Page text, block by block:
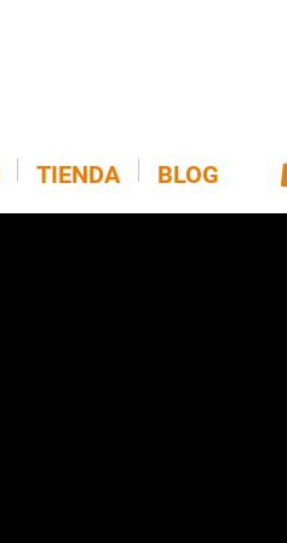
TIENDA BLOG